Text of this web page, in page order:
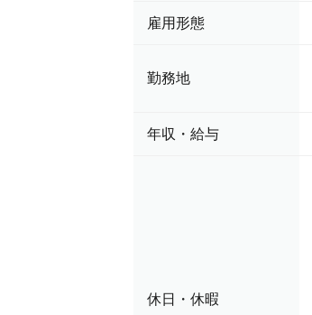
雇用形態
勤務地
年収・給与
休日・休暇